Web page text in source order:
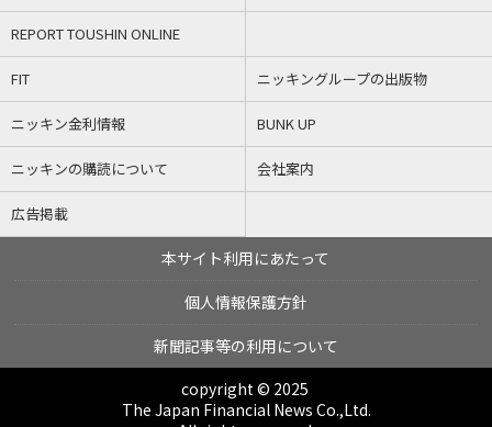
REPORT TOUSHIN ONLINE
FIT ニッキングループの出版物
ニッキン金利情報 BUNK UP
ニッキンの購読について 会社案内
広告掲載
本サイト利用にあたって
個人情報保護方針
新聞記事等の利用について
copyright © 2025
The Japan Financial News Co.,Ltd.